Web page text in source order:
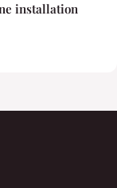
installation